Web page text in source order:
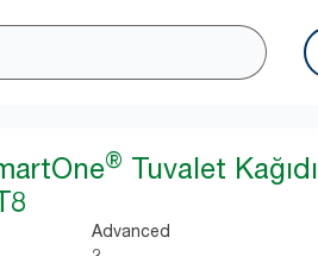
® Tuvalet Kağıdı
Advanced